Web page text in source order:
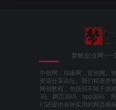
梦帆创业网-一
中创网，福缘网，冒泡网。
资源分享论坛。我们精选并
网创教程，包括但不限于游
码、网页源码、app源码、
们还提供各种实用的网页模